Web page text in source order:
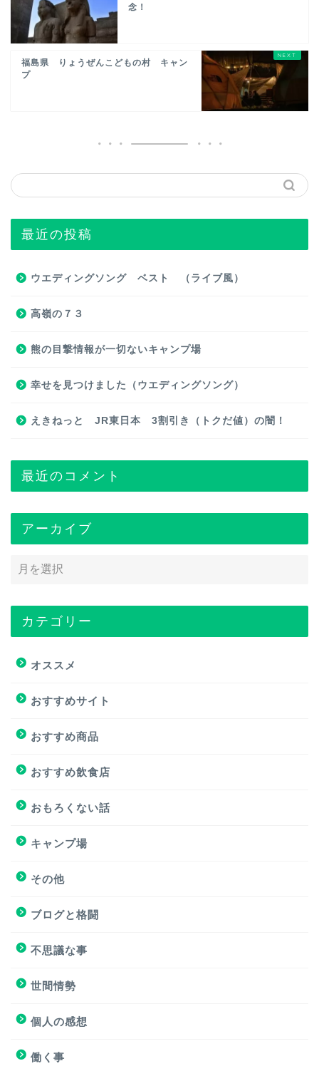
念！
福島県 りょうぜんこどもの村 キャン
プ
最近の投稿
ウエディングソング ベスト （ライブ風）
高嶺の７３
熊の目撃情報が一切ないキャンプ場
幸せを見つけました（ウエディングソング）
えきねっと JR東日本 3割引き（トクだ値）の闇！
最近のコメント
アーカイブ
カテゴリー
オススメ
おすすめサイト
おすすめ商品
おすすめ飲食店
おもろくない話
キャンプ場
その他
ブログと格闘
不思議な事
世間情勢
個人の感想
働く事